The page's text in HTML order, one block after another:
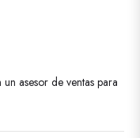
asesor de ventas para